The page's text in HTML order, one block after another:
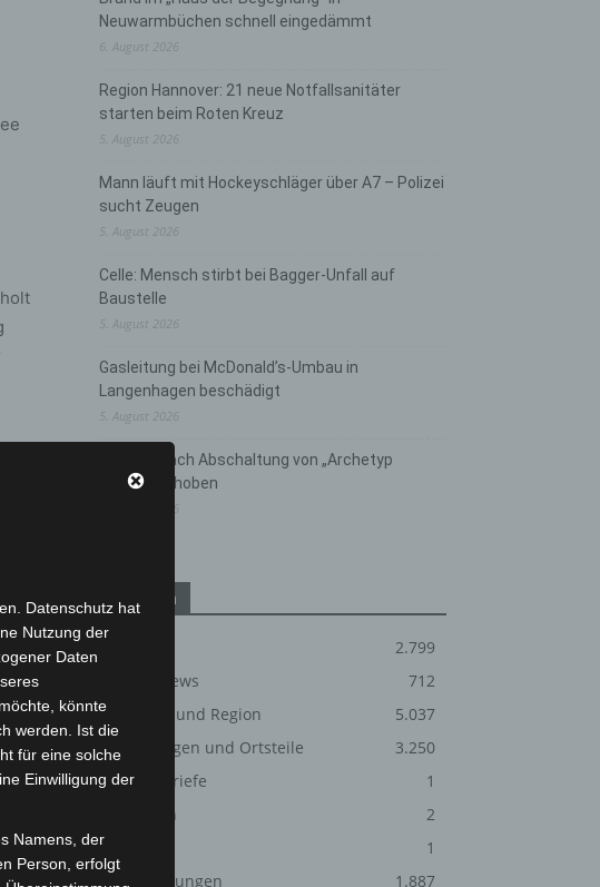
Neuwarmbüchen schnell eingedämmt
6. August 2026
Region Hannover: 21 neue Notfallsanitäter
starten beim Roten Kreuz
5. August 2026
Mann läuft mit Hockeyschläger über A7 – Polizei
sucht Zeugen
5. August 2026
Celle: Mensch stirbt bei Bagger-Unfall auf
Baustelle
5. August 2026
Gasleitung bei McDonald’s-Umbau in
Langenhagen beschädigt
5. August 2026
Anklage nach Abschaltung von „Archetyp
Market“ erhoben
Kategorien
2.799
Corona-News
712
Hannover und Region
5.037
Langenhagen und Ortsteile
3.250
Leserbriefe
1
Menschen
2
Über uns
1
Veranstaltungen
1.887
Datenschutz hat
Nutzung der
Daten
könnte
werden. Ist die
für eine solche
Einwilligung der
Namens, der
Person, erfolgt